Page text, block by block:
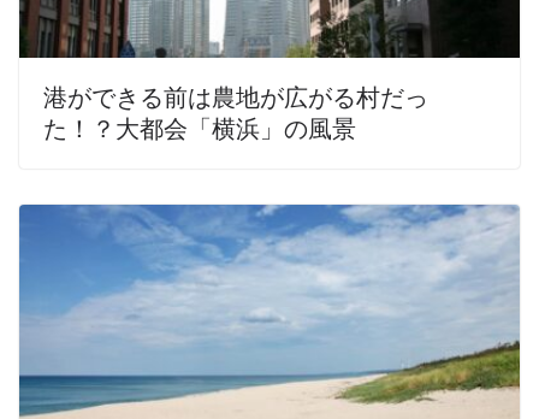
港ができる前は農地が広がる村だっ
た！？大都会「横浜」の風景